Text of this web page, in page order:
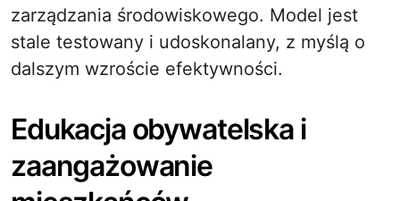
zarządzania środowiskowego. Model jest
stale testowany i udoskonalany, z myślą o
dalszym wzroście efektywności.
Edukacja obywatelska i
zaangażowanie